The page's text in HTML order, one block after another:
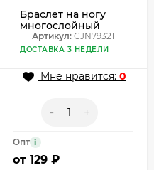
Браслет на ногу
многослойный
этнический
CJN79321
Артикул:CJN79321
ДОСТАВКА 3 НЕДЕЛИ
Мне нравится: 0
- +
Опт i
от 129 ₽